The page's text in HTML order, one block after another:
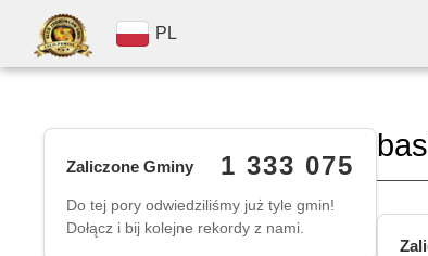
PL
Zaliczone Gminy 1 333 075
Do tej pory odwiedziliśmy już tyle gmin!
Dołącz i bij kolejne rekordy z nami.